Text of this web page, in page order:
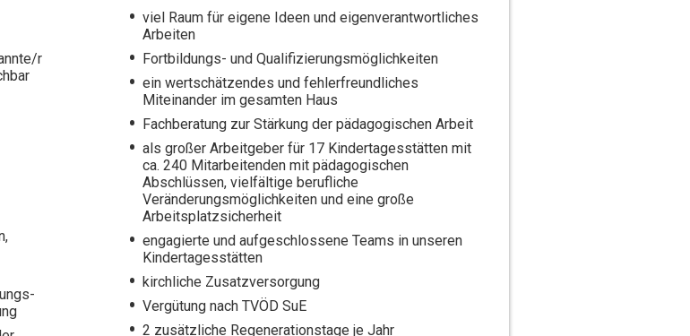
r
viel Raum für eigene Ideen und eigenverantwortliches
Arbeiten
Fortbildungs- und Qualifizierungsmöglichkeiten
ein wertschätzendes und fehlerfreundliches
Miteinander im gesamten Haus
Fachberatung zur Stärkung der pädagogischen Arbeit
als großer Arbeitgeber für 17 Kindertagesstätten mit
ca. 240 Mitarbeitenden mit pädagogischen
Abschlüssen, vielfältige berufliche
Veränderungsmöglichkeiten und eine große
Arbeitsplatzsicherheit
engagierte und aufgeschlossene Teams in unseren
Kindertagesstätten
kirchliche Zusatzversorgung
Vergütung nach TVÖD SuE
2 zusätzliche Regenerationstage je Jahr